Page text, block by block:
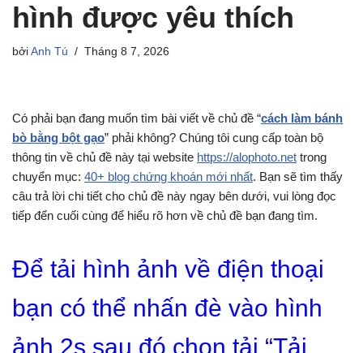
hình được yêu thích
bởi Anh Tú Tháng 8 7, 2026
Có phải bạn đang muốn tìm bài viết về chủ đề “cách làm bánh
bò bằng bột gạo” phải không? Chúng tôi cung cấp toàn bộ
thông tin về chủ đề này tại website https://alophoto.net trong
chuyển mục: 40+ blog chứng khoán mới nhất. Bạn sẽ tìm thấy
câu trả lời chi tiết cho chủ đề này ngay bên dưới, vui lòng đọc
tiếp đến cuối cùng để hiểu rõ hơn về chủ đề bạn đang tìm.
Để tải hình ảnh về điện thoại
bạn có thể nhấn đè vào hình
ảnh 2s sau đó chọn tải “Tải